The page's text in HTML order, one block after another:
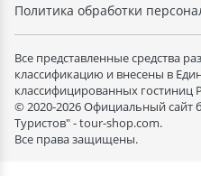
Политика обработки
Все представленные средства
классификацию и внесены в
классифицированных гостиниц
© 2020-2026 Официальный
Туристов" - tour-shop.com.
Все права защищены.